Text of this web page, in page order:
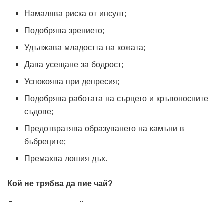
Намалява риска от инсулт;
Подобрява зрението;
Удължава младостта на кожата;
Дава усещане за бодрост;
Успокоява при депресия;
Подобрява работата на сърцето и кръвоносните
съдове;
Предотвратява образуването на камъни в
бъбреците;
Премахва лошия дъх.
Кой не трябва да пие чай?